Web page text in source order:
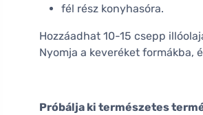
fél rész konyhasóra.
Hozzáadhat 10-15 csepp
Nyomja a keveréket formákba,
Próbálja ki természetes